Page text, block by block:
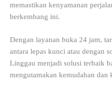
memastikan kenyamanan
berkembang ini.
Dengan layanan buka 24 jam,
antara lepas kunci atau dengan
Linggau menjadi solusi terbaik
mengutamakan kemudahan dan